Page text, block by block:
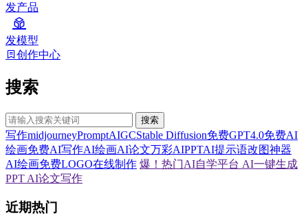
发产品
发模型
创作中心
搜索
搜索
写作midjourneyPromptAIGCStable Diffusion免费GPT4.0免费AI
绘画免费AI写作AI绘画AI论文万彩AIPPTAI提示语改图神器
AI绘画免费LOGO在线制作 爆！热门AI自学平台 AI一键生成
PPT AI论文写作
近期热门